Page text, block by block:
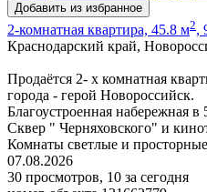
Добавить из избранное
2-комнатная квартира, 45.8 м2,
Краснодарский край,
Продаётся 2- х комнатная
города - герой Новороссийск.
Благоустроенная набережная
Сквер " Черняховского" и
Комнаты светлые и
07.08.2026
30 просмотров, 10 за сегодня